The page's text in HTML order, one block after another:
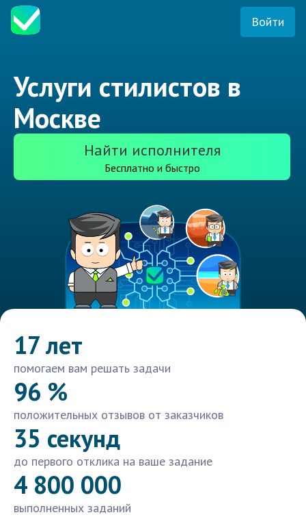
Войти
Услуги стилистов в
Москве
Найти исполнителя
Бесплатно и быстро
17 лет
помогаем вам решать задачи
96 %
положительных отзывов от заказчиков
35 секунд
до первого отклика на ваше задание
4 800 000
выполненных заданий